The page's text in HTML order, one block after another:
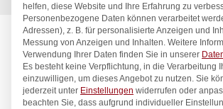
helfen, diese Website und Ihre Erfahrung zu
Personenbezogene Daten können verarbeitet
Adressen), z. B. für personalisierte Anzeigen und
Messung von Anzeigen und Inhalten. Weitere
Verwendung Ihrer Daten finden Sie in unserer
Es besteht keine Verpflichtung, in die Verarbeitung
einzuwilligen, um dieses Angebot zu nutzen. Sie
jederzeit unter Einstellungen widerrufen oder
beachten Sie, dass aufgrund individueller